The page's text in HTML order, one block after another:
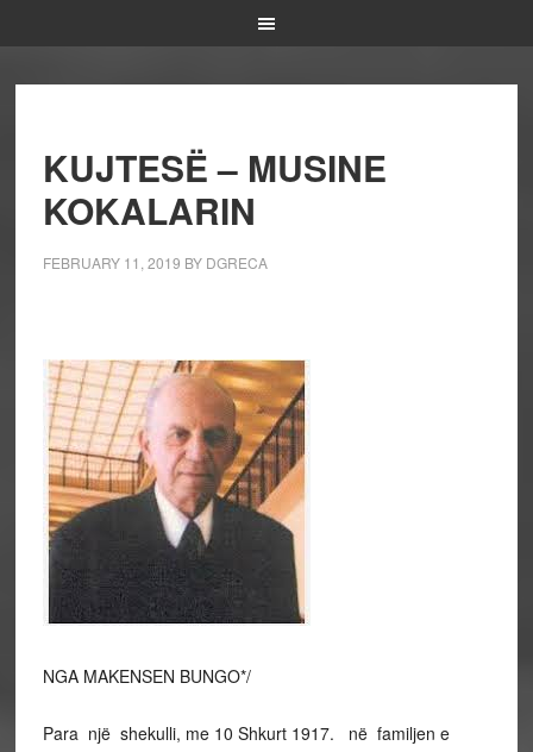
KUJTESË – MUSINE
KOKALARIN
FEBRUARY 11, 2019 BY DGRECA
NGA MAKENSEN BUNGO*/
Para një shekulli, me 10 Shkurt 1917. në familjen e